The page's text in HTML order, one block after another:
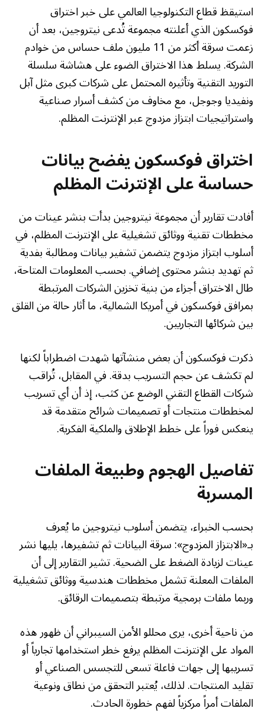
استيقظ قطاع التكنولوجيا العالمي على خبر اختراق
فوكسكون الذي أعلنته مجموعة تُدعى نيتروجين، بعد أن
زعمت سرقة أكثر من 11 مليون ملف حساس من خوادم
الشركة. يسلط هذا الاختراق الضوء على هشاشة سلسلة
التوريد التقنية وتأثيره المحتمل على شركات كبرى مثل آبل
ونفيديا وجوجل، مع مخاوف من كشف أسرار صناعية
واستراتيجيات ابتزاز مزدوج عبر الإنترنت المظلم.
اختراق فوكسكون يفضح بيانات
حساسة على الإنترنت المظلم
أفادت تقارير أن مجموعة نيتروجين بدأت بنشر عينات من
مخططات تقنية ووثائق تشغيلية على الإنترنت المظلم، في
أسلوب ابتزاز مزدوج يتضمن تشفير بيانات ومطالبة بفدية
ثم تهديد بنشر محتوى إضافي. بحسب المعلومات المتاحة،
طال الاختراق أجزاء من بنية تخزين الشركات المرتبطة
بمرافق فوكسكون في أمريكا الشمالية، ما أثار حالة من القلق
بين شركائها التجاريين.
ذكرت فوكسكون أن بعض منشآتها شهدت اضطراباً لكنها
لم تكشف عن حجم التسريب بدقة. في المقابل، تُراقب
شركات القطاع التقني الوضع عن كثب، إذ أن أي تسريب
لمخططات منتجات أو تصميمات شرائح متقدمة قد
ينعكس فوراً على خطط الإطلاق والملكية الفكرية.
تفاصيل الهجوم وطبيعة الملفات
المسربة
بحسب الخبراء، يتضمن أسلوب نيتروجين ما يُعرف
بـ«الابتزاز المزدوج»: سرقة البيانات ثم تشفيرها، يليها نشر
عينات لزيادة الضغط على الضحية. تشير التقارير إلى أن
الملفات المعلنة تشمل مخططات هندسية ووثائق تشغيلية
وربما ملفات برمجية مرتبطة بتصميمات الرقائق.
من ناحية أخرى، يرى محللو الأمن السيبراني أن ظهور هذه
المواد على الإنترنت المظلم يرفع خطر استخدامها تجارياً أو
تسريبها إلى جهات فاعلة تسعى للتجسس الصناعي أو
تقليد المنتجات. لذلك، يُعتبر التحقق من نطاق ونوعية
الملفات أمراً مركزياً لفهم خطورة الحادث.